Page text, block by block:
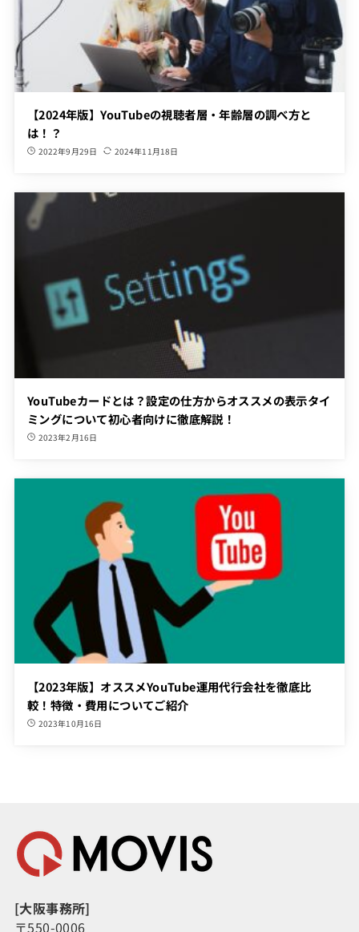
【2024年版】YouTubeの視聴者層・年齢層の調べ方と
は！？
2022年9月29日 2024年11月18日
YouTubeカードとは？設定の仕方からオススメの表示タイ
ミングについて初心者向けに徹底解説！
2023年2月16日
【2023年版】オススメYouTube運用代行会社を徹底比
較！特徴・費用についてご紹介
2023年10月16日
[大阪事務所]
〒550-0006